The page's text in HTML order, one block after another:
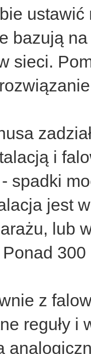
bazują
sieci.
i
spadki
jest
lub
z
reguły i